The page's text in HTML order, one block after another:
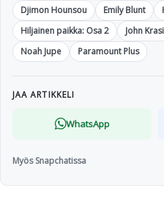
Djimon Hounsou
Emily Blunt
Hiljainen paikka: Osa 2
John
Noah Jupe
Paramount Plus
JAA ARTIKKELI
WhatsApp
Myös Snapchatissa